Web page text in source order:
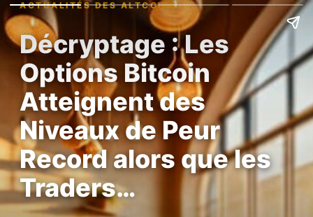
ACTUALITÉS DES ALTCOINS
Décryptage : Les
Options Bitcoin
Atteignent des
Niveaux de Peur
Record alors que les
Traders…